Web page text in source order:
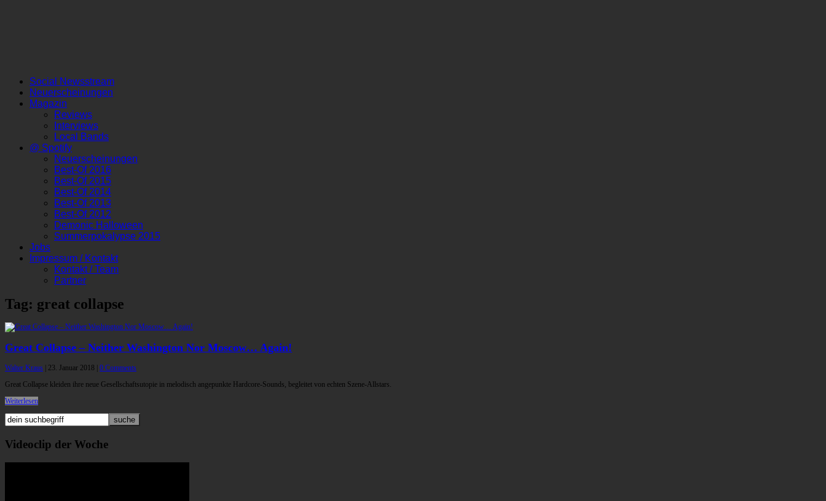
Social Newsstream
Neuerscheinungen
Magazin
Reviews
Interviews
Local Bands
@ Spotify
Neuerscheinungen
Best-Of 2016
Best-Of 2015
Best-Of 2014
Best-Of 2013
Best-Of 2012
Demonic Halloween
Summerpokalypse 2015
Jobs
Impressum / Kontakt
Kontakt / Team
Partner
Tag: great collapse
Great Collapse – Neither Washington Nor Moscow… Again!
Walter Kraus 23. Januar 2018 0 Comments
Great Collapse kleiden ihre neue Gesellschaftsutopie in melodisch angepunkte Hardcore-Sounds, begleitet von echten Szene-Allstars.
Weiterlesen
Videoclip der Woche